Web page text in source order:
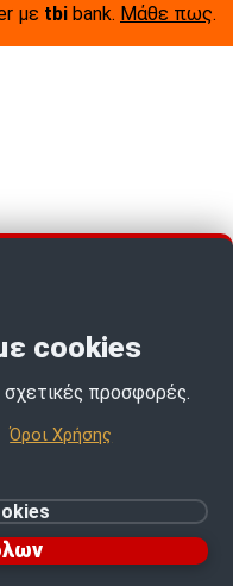
με tbi bank. Μάθε πως.
cookies
σχετικές προσφορές.
Όροι Χρήσης